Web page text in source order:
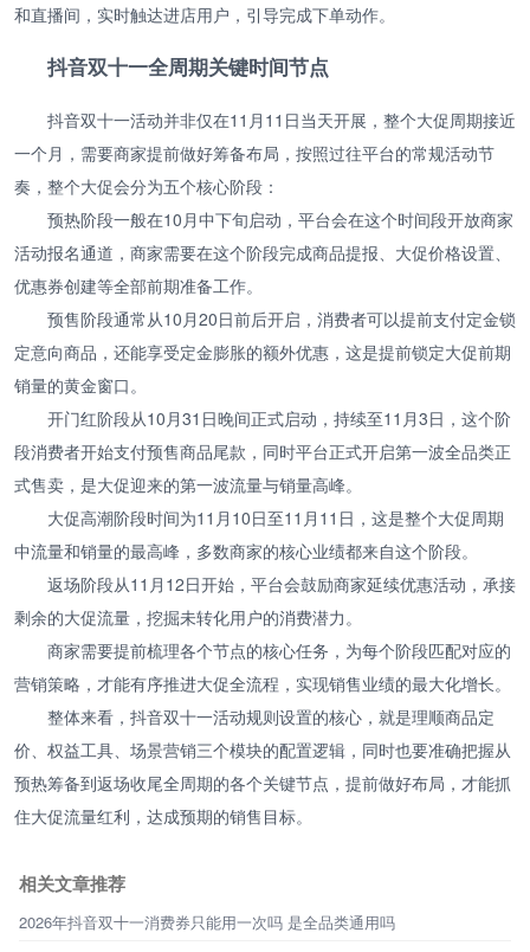
和直播间，实时触达进店用户，引导完成下单动作。
抖音双十一全周期关键时间节点
抖音双十一活动并非仅在11月11日当天开展，整个大促周期接近
一个月，需要商家提前做好筹备布局，按照过往平台的常规活动节
奏，整个大促会分为五个核心阶段：
预热阶段一般在10月中下旬启动，平台会在这个时间段开放商家
活动报名通道，商家需要在这个阶段完成商品提报、大促价格设置、
优惠券创建等全部前期准备工作。
预售阶段通常从10月20日前后开启，消费者可以提前支付定金锁
定意向商品，还能享受定金膨胀的额外优惠，这是提前锁定大促前期
销量的黄金窗口。
开门红阶段从10月31日晚间正式启动，持续至11月3日，这个阶
段消费者开始支付预售商品尾款，同时平台正式开启第一波全品类正
式售卖，是大促迎来的第一波流量与销量高峰。
大促高潮阶段时间为11月10日至11月11日，这是整个大促周期
中流量和销量的最高峰，多数商家的核心业绩都来自这个阶段。
返场阶段从11月12日开始，平台会鼓励商家延续优惠活动，承接
剩余的大促流量，挖掘未转化用户的消费潜力。
商家需要提前梳理各个节点的核心任务，为每个阶段匹配对应的
营销策略，才能有序推进大促全流程，实现销售业绩的最大化增长。
整体来看，抖音双十一活动规则设置的核心，就是理顺商品定
价、权益工具、场景营销三个模块的配置逻辑，同时也要准确把握从
预热筹备到返场收尾全周期的各个关键节点，提前做好布局，才能抓
住大促流量红利，达成预期的销售目标。
相关文章推荐
2026年抖音双十一消费券只能用一次吗 是全品类通用吗